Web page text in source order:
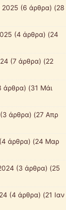
(6 άρθρα) (28
(4 άρθρα) (24
(7 άρθρα) (22
(31 Μάι
άρθρα) (27 Απρ
άρθρα) (24 Μαρ
(3 άρθρα) (25
(4 άρθρα) (21 Ιαν